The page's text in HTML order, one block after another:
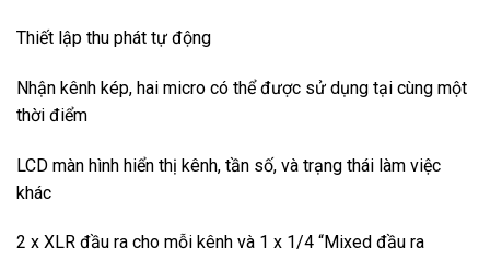
Thiết lập thu phát tự động
Nhận kênh kép, hai micro có thể được sử dụng tại cùng một
thời điểm
LCD màn hình hiển thị kênh, tần số, và trạng thái làm việc
khác
2 x XLR đầu ra cho mỗi kênh và 1 x 1/4 “Mixed đầu ra